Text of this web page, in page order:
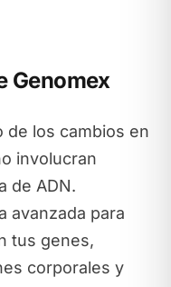
Genomex
de los cambios en
involucran
de ADN.
avanzada para
tus genes,
corporales y